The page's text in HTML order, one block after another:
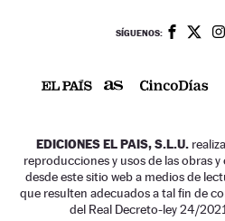
SÍGUENOS:
EDICIONES EL PAIS, S.L.U.
reproducciones y usos de las obras
desde este sitio web a medios de
que resulten adecuados a tal fin de
del Real Decreto-ley 24/